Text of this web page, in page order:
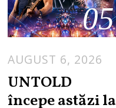
05
AUGUST 6, 2026
UNTOLD
începe astăzi la